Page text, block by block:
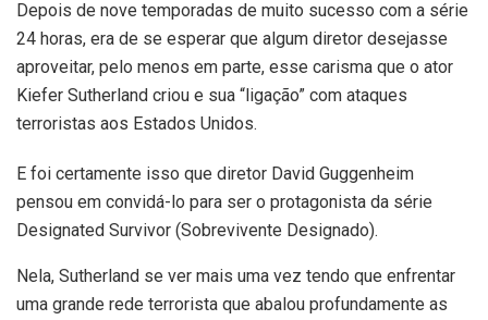
Depois de nove temporadas de muito sucesso com a série
24 horas, era de se esperar que algum diretor desejasse
aproveitar, pelo menos em parte, esse carisma que o ator
Kiefer Sutherland criou e sua “ligação” com ataques
terroristas aos Estados Unidos.
E foi certamente isso que diretor David Guggenheim
pensou em convidá-lo para ser o protagonista da série
Designated Survivor (Sobrevivente Designado).
Nela, Sutherland se ver mais uma vez tendo que enfrentar
uma grande rede terrorista que abalou profundamente as